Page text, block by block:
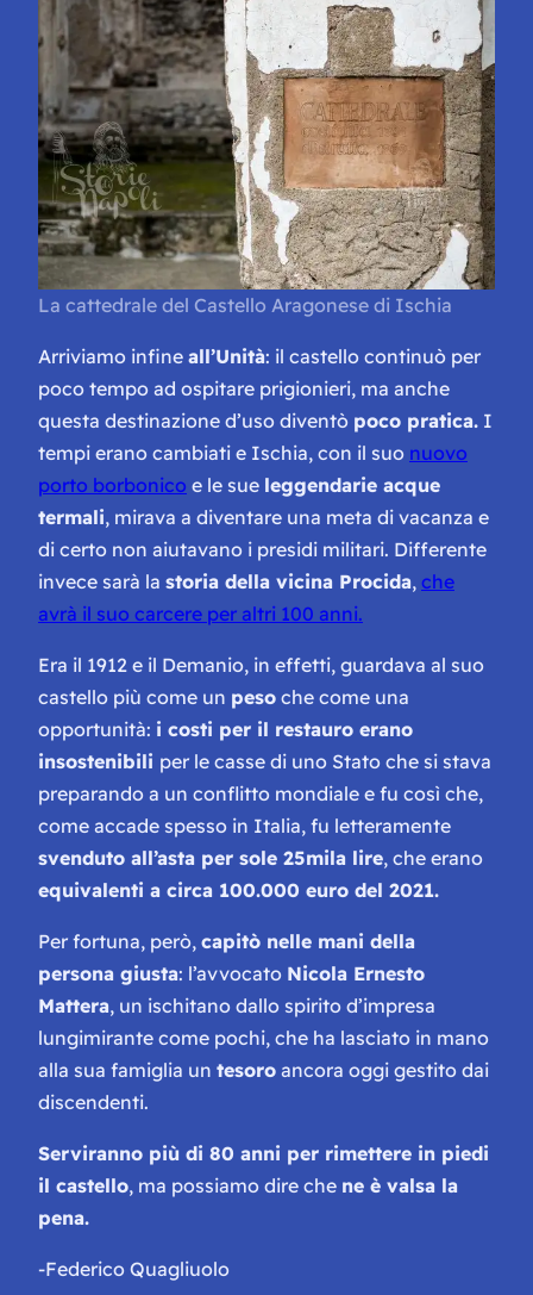
La cattedrale del Castello Aragonese di Ischia
Arriviamo infine all’Unità: il castello continuò per
poco tempo ad ospitare prigionieri, ma anche
questa destinazione d’uso diventò poco pratica. I
tempi erano cambiati e Ischia, con il suo nuovo
porto borbonico e le sue leggendarie acque
termali, mirava a diventare una meta di vacanza e
di certo non aiutavano i presidi militari. Differente
invece sarà la storia della vicina Procida, che
avrà il suo carcere per altri 100 anni.
Era il 1912 e il Demanio, in effetti, guardava al suo
castello più come un peso che come una
opportunità: i costi per il restauro erano
insostenibili per le casse di uno Stato che si stava
preparando a un conflitto mondiale e fu così che,
come accade spesso in Italia, fu letteramente
svenduto all’asta per sole 25mila lire, che erano
equivalenti a circa 100.000 euro del 2021.
Per fortuna, però, capitò nelle mani della
persona giusta: l’avvocato Nicola Ernesto
Mattera, un ischitano dallo spirito d’impresa
lungimirante come pochi, che ha lasciato in mano
alla sua famiglia un tesoro ancora oggi gestito dai
discendenti.
Serviranno più di 80 anni per rimettere in piedi
il castello, ma possiamo dire che ne è valsa la
pena.
-Federico Quagliuolo